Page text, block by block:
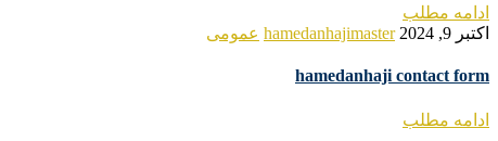
ادامه مطلب
اکتبر 9, 2024
hamedanhajimaster عمومی
hamedanhaji contact form
ادامه مطلب